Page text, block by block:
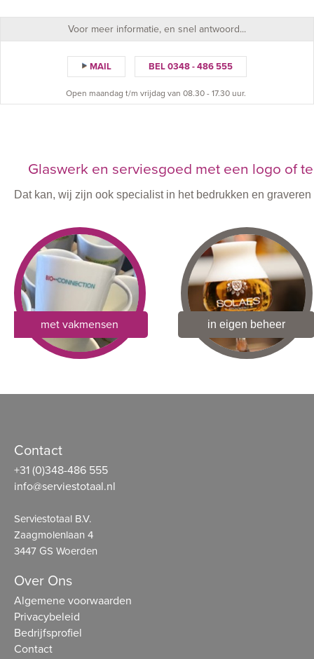
Voor meer informatie, en snel antwoord...
MAIL BEL 0348 - 486 555
Open maandag t/m vrijdag van 08.30 - 17.30 uur.
Glaswerk en serviesgoed met een logo of
Dat kan, wij zijn ook specialist in het bedrukken en
met vakmensen in eigen beheer
Contact
+31 (0)348-486 555
info@serviestotaal.nl
Serviestotaal B.V.
Zaagmolenlaan 4
3447 GS Woerden
Over Ons
Algemene voorwaarden
Privacybeleid
Bedrijfsprofiel
Contact